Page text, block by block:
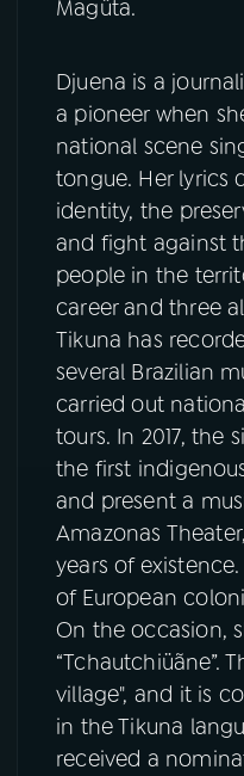
Magüta.
Djuena is a
a pioneer when
national scene
tongue. Her lyrics
identity, the
and fight against
people in the
career and three
Tikuna has
several Brazilian
carried out
tours. In 2017, the
the first
and present a
Amazonas
years of
of European
On the occasion,
“Tchautchiüãne”.
village", and it is
in the Tikuna
received a